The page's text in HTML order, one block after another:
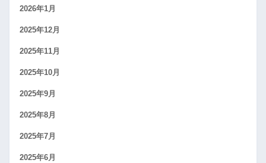
2026年1月
2025年12月
2025年11月
2025年10月
2025年9月
2025年8月
2025年7月
2025年6月